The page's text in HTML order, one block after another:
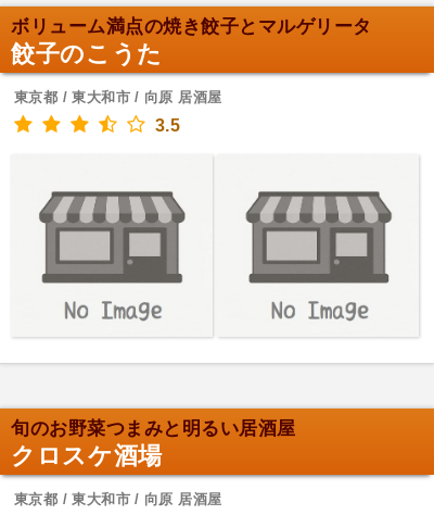
ボリューム満点の焼き餃子とマルゲリータ
餃子のこうた
東京都 / 東大和市 / 向原 居酒屋
3.5
旬のお野菜つまみと明るい居酒屋
クロスケ酒場
東京都 / 東大和市 / 向原 居酒屋